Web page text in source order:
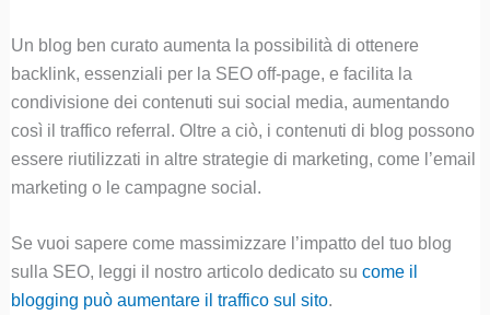
Un blog ben curato aumenta la possibilità di ottenere
backlink, essenziali per la SEO off-page, e facilita la
condivisione dei contenuti sui social media, aumentando
così il traffico referral. Oltre a ciò, i contenuti di blog possono
essere riutilizzati in altre strategie di marketing, come l’email
marketing o le campagne social.
Se vuoi sapere come massimizzare l’impatto del tuo blog
sulla SEO, leggi il nostro articolo dedicato su come il
blogging può aumentare il traffico sul sito.